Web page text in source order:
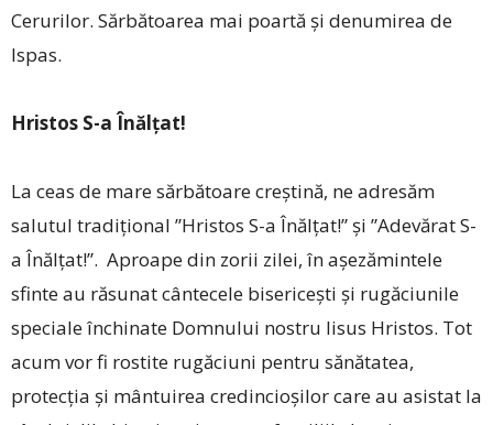
Cerurilor. Sărbătoarea mai poartă și denumirea de
Ispas.
Hristos S-a Înălțat!
La ceas de mare sărbătoare creștină, ne adresăm
salutul tra­di­țional ”Hristos S-a Înălțat!” și ”Adevărat S-
a Înălțat!”. Aproape din zorii zilei, în așezămintele
sfinte au răsunat cântecele bisericești și rugăciunile
speciale închinate Domnului nostru Iisus Hristos. Tot
acum vor fi rostite rugăciuni pentru sănătatea,
protecția și mântuirea credincioșilor care au asistat la